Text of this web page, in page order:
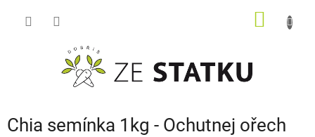
Chia semínka 1kg - Ochutnej ořech